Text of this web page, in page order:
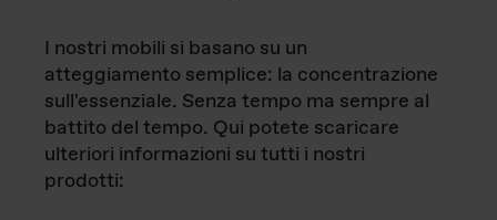
I nostri mobili si basano su un
atteggiamento semplice: la concentrazione
sull'essenziale. Senza tempo ma sempre al
battito del tempo. Qui potete scaricare
ulteriori informazioni su tutti i nostri
prodotti: